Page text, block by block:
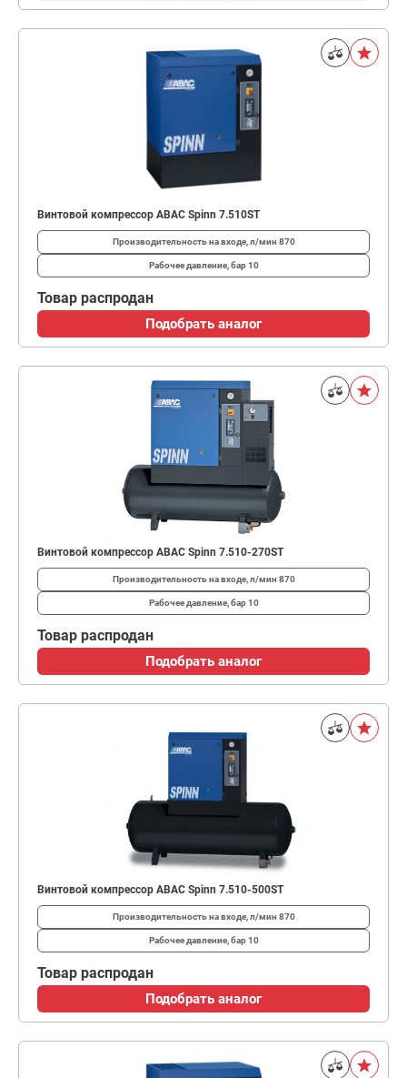
Винтовой компрессор ABAC Spinn 7.510ST
Производительность на входе, л/мин 870
Рабочее давление, бар10
Товар распродан
Подобрать аналог
Винтовой компрессор ABAC Spinn 7.510-270ST
Производительность на входе, л/мин 870
Рабочее давление, бар10
Товар распродан
Подобрать аналог
Винтовой компрессор ABAC Spinn 7.510-500ST
Производительность на входе, л/мин 870
Рабочее давление, бар10
Товар распродан
Подобрать аналог